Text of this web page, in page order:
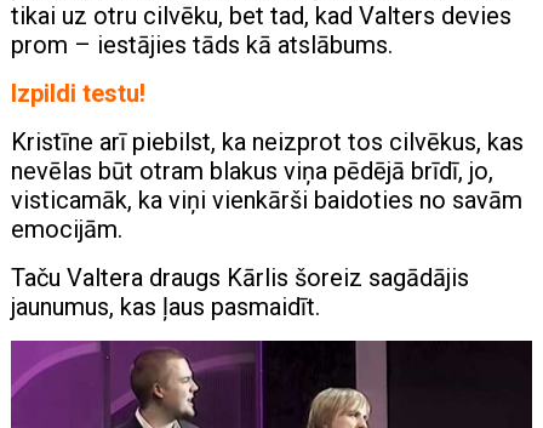
tikai uz otru cilvēku, bet tad, kad Valters devies
prom – iestājies tāds kā atslābums.
Izpildi testu!
Kristīne arī piebilst, ka neizprot tos cilvēkus, kas
nevēlas būt otram blakus viņa pēdējā brīdī, jo,
visticamāk, ka viņi vienkārši baidoties no savām
emocijām.
Taču Valtera draugs Kārlis šoreiz sagādājis
jaunumus, kas ļaus pasmaidīt.